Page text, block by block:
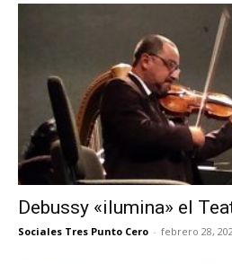
Debussy «ilumina» el
Sociales Tres Punto Cero - febrero 28,